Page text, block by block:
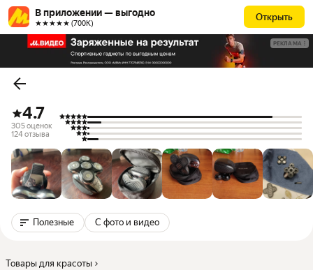
В приложении — выгодно
★★★★★ (700К)
Открыть
РЕКЛАМА
4.7
305 оценок
124 отзыва
Полезные С фото и видео
Товары для красоты